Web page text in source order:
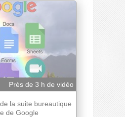
Près de 3 h de vidéo
la suite bureautique
de Google